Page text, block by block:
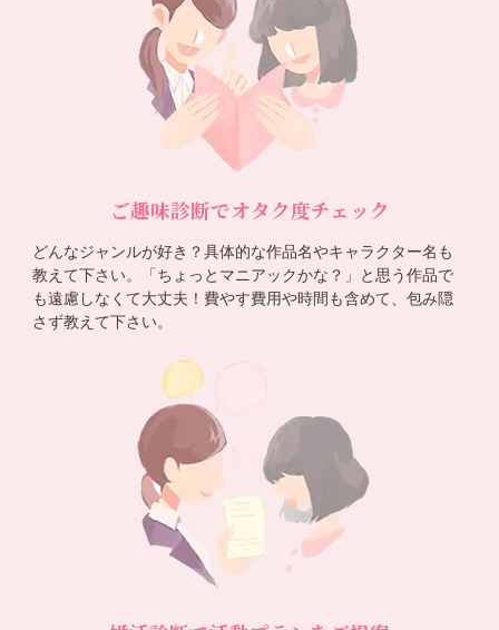
ご趣味診断でオタク度チェック
どんなジャンルが好き？具体的な作品名やキャラクター名も
教えて下さい。「ちょっとマニアックかな？」と思う作品で
も遠慮しなくて大丈夫！費やす費用や時間も含めて、包み隠
さず教えて下さい。